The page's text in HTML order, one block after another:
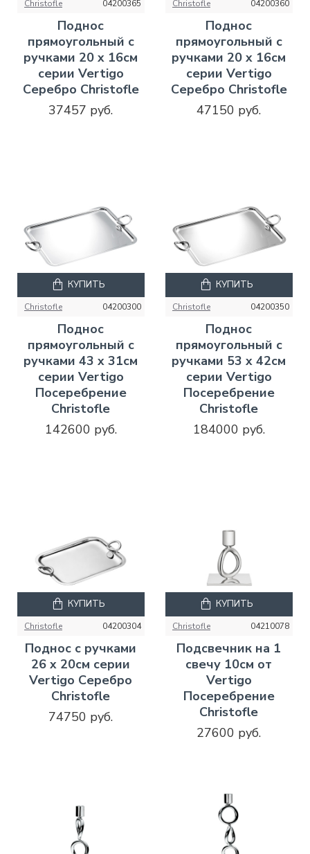
Christofle 04200365
Поднос
прямоугольный с
ручками 20 x 16см
серии Vertigo
Серебро Christofle
37457 руб.
Christofle 04200360
Поднос
прямоугольный с
ручками 20 x 16см
серии Vertigo
Серебро Christofle
47150 руб.
Christofle 04200300
Поднос
прямоугольный с
ручками 43 x 31см
серии Vertigo
Посеребрение
Christofle
142600 руб.
КУПИТЬ
Christofle 04200350
Поднос
прямоугольный с
ручками 53 x 42см
серии Vertigo
Посеребрение
Christofle
184000 руб.
КУПИТЬ
Christofle 04200304
Поднос с ручками
26 x 20см серии
Vertigo Серебро
Christofle
74750 руб.
КУПИТЬ
Christofle 04210078
Подсвечник на 1
свечу 10см от
Vertigo
Посеребрение
Christofle
27600 руб.
КУПИТЬ